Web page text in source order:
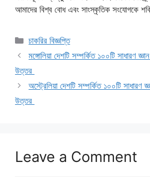
আমাদের বিশ্ব বোধ এবং সাংস্কৃতিক সংযোগকে
Categories
চাকরির বিজ্ঞপ্তি
মঙ্গোলিয়া দেশটি সম্পর্কিত ১০০টি সাধারণ
উত্তর
অস্ট্রেলিয়া দেশটি সম্পর্কিত ১০০টি সাধারণ
উত্তর
Leave a Comment